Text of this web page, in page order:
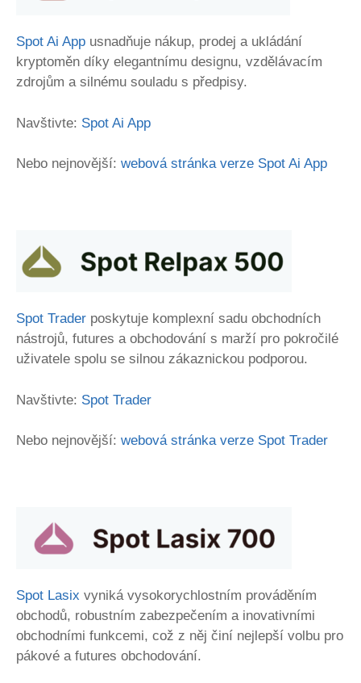
Spot Ai App usnadňuje nákup, prodej a ukládání
kryptoměn díky elegantnímu designu, vzdělávacím
zdrojům a silnému souladu s předpisy.
Navštivte: Spot Ai App
Nebo nejnovější: webová stránka verze Spot Ai App
Spot Trader poskytuje komplexní sadu obchodních
nástrojů, futures a obchodování s marží pro pokročilé
uživatele spolu se silnou zákaznickou podporou.
Navštivte: Spot Trader
Nebo nejnovější: webová stránka verze Spot Trader
Spot Lasix vyniká vysokorychlostním prováděním
obchodů, robustním zabezpečením a inovativními
obchodními funkcemi, což z něj činí nejlepší volbu pro
pákové a futures obchodování.